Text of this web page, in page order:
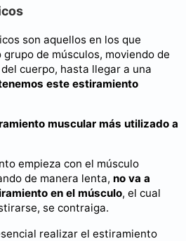
son aquellos en los que
de músculos, moviendo de
cuerpo, hasta llegar a una
este estiramiento
muscular más utilizado a
empieza con el músculo
de manera lenta, no va a
en el músculo, el cual
se contraiga.
realizar el estiramiento